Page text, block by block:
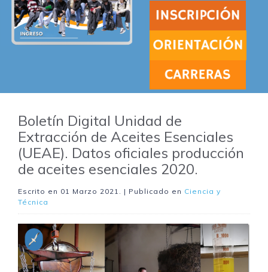
Boletín Digital Unidad de
Extracción de Aceites Esenciales
(UEAE). Datos oficiales producción
de aceites esenciales 2020.
Escrito en 01 Marzo 2021 . | Publicado en Ciencia y
Técnica